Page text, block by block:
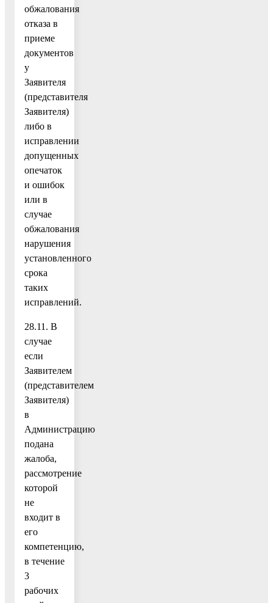
обжалования
отказа в
приеме
документов
у
Заявителя
(представителя
Заявителя)
либо в
исправлении
допущенных
опечаток
и ошибок
или в
случае
обжалования
нарушения
установленного
срока
таких
исправлений.
28.11. В
случае
если
Заявителем
(представителем
Заявителя)
в
Администрацию
подана
жалоба,
рассмотрение
которой
не
входит в
его
компетенцию,
в течение
3
рабочих